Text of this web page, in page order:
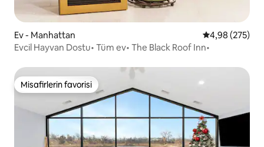
Ev - Manhattan 5 üzerinden
4,98 (275)
Evcil Hayvan Dostu• Tüm ev• The Black Roof Inn•
Misafirlerin favorisi
Misafirlerin favorisi